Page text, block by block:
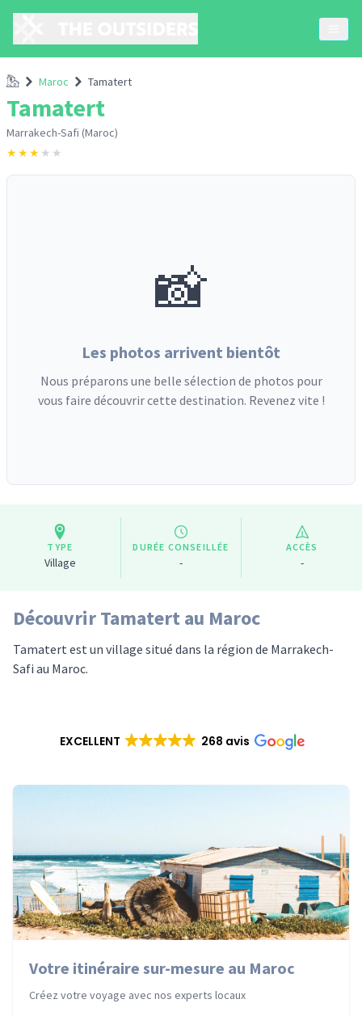
Accueil
Maroc Tamatert
Tamatert
Marrakech-Safi (Maroc)
★★★ ★ ★
📸
Les photos arrivent bientôt
Nous préparons une belle sélection de photos pour
vous faire découvrir cette destination. Revenez vite !
TYPE
Village
DURÉE CONSEILLÉE
-
ACCÈS
-
Découvrir Tamatert au Maroc
Tamatert est un village situé dans la région de Marrakech-
Safi au Maroc.
EXCELLENT 268 avis
Votre itinéraire sur-mesure au Maroc
Créez votre voyage avec nos experts locaux